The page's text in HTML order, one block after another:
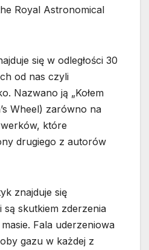
Royal Astronomical
się w odległości 30
od nas czyli
Nazwano ją „Kołem
Wheel) zarówno na
które
drugiego z autorów
znajduje się
skutkiem zderzenia
Fala uderzeniowa
gazu w każdej z